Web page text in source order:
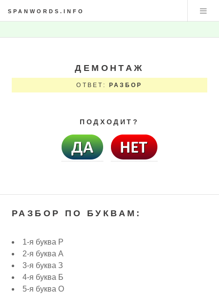
SPANWORDS.INFO
ДЕМОНТАЖ
ОТВЕТ: РАЗБОР
ПОДХОДИТ?
РАЗБОР ПО БУКВАМ:
1-я буква Р
2-я буква А
3-я буква З
4-я буква Б
5-я буква О